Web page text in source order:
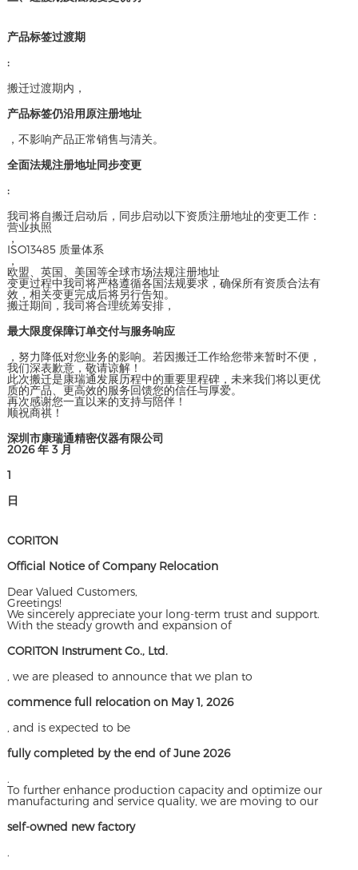
产品标签过渡期
:
搬迁过渡期内，
产品标签仍沿用原注册地址
，不影响产品正常销售与清关。
全面法规注册地址同步变更
:
我司将自搬迁启动后，同步启动以下资质注册地址的变更工作：
营业执照
，
ISO13485 质量体系
，
欧盟、英国、美国等全球市场法规注册地址
变更过程中我司将严格遵循各国法规要求，确保所有资质合法有
效，相关变更完成后将另行告知。
搬迁期间，我司将合理统筹安排，
最大限度保障订单交付与服务响应
，努力降低对您业务的影响。若因搬迁工作给您带来暂时不便，
我们深表歉意，敬请谅解！
此次搬迁是康瑞通发展历程中的重要里程碑，未来我们将以更优
质的产品、更高效的服务回馈您的信任与厚爱。
再次感谢您一直以来的支持与陪伴！
顺祝商祺！
深圳市康瑞通精密仪器有限公司
2026 年 3 月
1
日
CORITON
Official Notice of Company Relocation
Dear Valued Customers,
Greetings!
We sincerely appreciate your long-term trust and support.
With the steady growth and expansion of
CORITON Instrument Co., Ltd.
, we are pleased to announce that we plan to
commence full relocation on May 1, 2026
, and is expected to be
fully completed by the end of June 2026
.
To further enhance production capacity and optimize our
manufacturing and service quality, we are moving to our
self-owned new factory
.